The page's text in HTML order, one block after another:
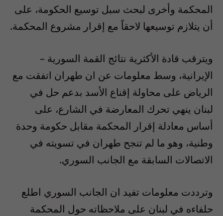
المحكمة وأخرى لبحث سبل توسيع الحكومة، على
أن يتلازم توسيعها لاحقاً مع إقرار مشروع المحكمة.
ويترقب قادة الأكثرية نتائج القمة السورية –
الإيرانية، وسط معلومات عن ان طهران اتفقت مع
الرياض على محاولة إقناع الأسد بدعم حل في
لبنان ينهي تحرك المعارضة في الشارع، على
أساس معادلة إقرار المحكمة مقابل حكومة وحدة
وطنية، وهو ما لم تنجح طهران في تسويته في
الاتصالات السابقة مع الجانب السوري.
وترددت معلومات تفيد ان الجانب السوري اطلع
حلفاءه في لبنان على ملاحظاته حول المحكمة